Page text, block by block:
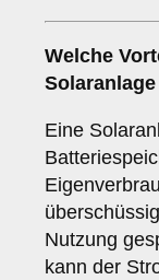
Welche
Solaranlage
Eine
Nutzung
kann der